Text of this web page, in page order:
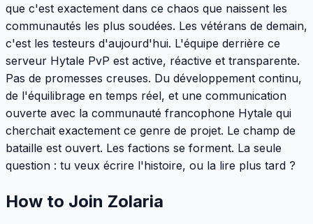
que c'est exactement dans ce chaos que naissent les
communautés les plus soudées. Les vétérans de demain,
c'est les testeurs d'aujourd'hui. L'équipe derrière ce
serveur Hytale PvP est active, réactive et transparente.
Pas de promesses creuses. Du développement continu,
de l'équilibrage en temps réel, et une communication
ouverte avec la communauté francophone Hytale qui
cherchait exactement ce genre de projet. Le champ de
bataille est ouvert. Les factions se forment. La seule
question : tu veux écrire l'histoire, ou la lire plus tard ?
How to Join Zolaria